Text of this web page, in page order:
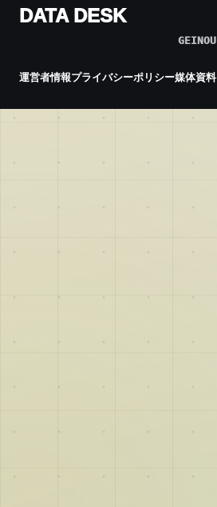
DATA DESK
GEINOU
運営者情報プライバシーポリシー媒体資料